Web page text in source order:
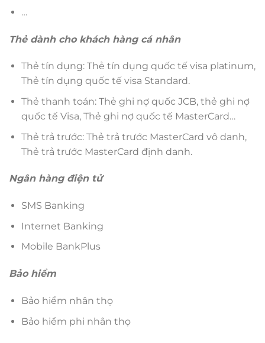
…
Thẻ dành cho khách hàng cá nhân
Thẻ tín dụng: Thẻ tín dụng quốc tế visa platinum,
Thẻ tín dụng quốc tế visa Standard.
Thẻ thanh toán: Thẻ ghi nợ quốc JCB, thẻ ghi nợ
quốc tế Visa, Thẻ ghi nợ quốc tế MasterCard…
Thẻ trả trước: Thẻ trả trước MasterCard vô danh,
Thẻ trả trước MasterCard định danh.
Ngân hàng điện tử
SMS Banking
Internet Banking
Mobile BankPlus
Bảo hiểm
Bảo hiểm nhân thọ
Bảo hiểm phi nhân thọ